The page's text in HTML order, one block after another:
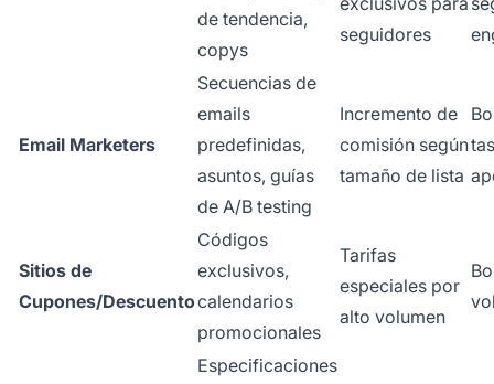
de tendencia,
copys
seguidores
Email Marketers
Secuencias de
emails
predefinidas,
asuntos, guías
de A/B testing
Incremento de
comisión según
tamaño de lista
Sitios de
Cupones/Descuento
Códigos
exclusivos,
calendarios
promocionales
Tarifas
especiales por
alto volumen
Especificaciones